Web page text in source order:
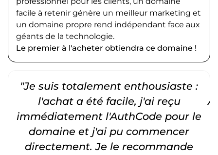
facile à retenir génère un meilleur marketing et
un domaine propre rend indépendant face aux
géants de la technologie.
Le premier à l'acheter obtiendra ce domaine !
"Je suis totalement enthousiaste :
l'achat a été facile, j'ai reçu
immédiatement l'AuthCode pour le
domaine et j'ai pu commencer
directement. Je le recommande